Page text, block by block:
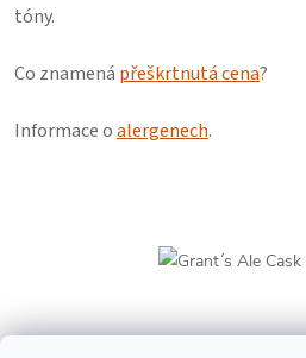
tóny.
Co znamená přeškrtnutá cena?
Informace oalergenech.